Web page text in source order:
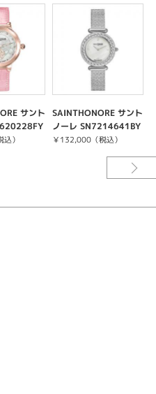
「パリスタイル」と同意語で、無類
します。
サント
）
SAINTHONORE サント
ノーレ SN7214641BY
D
￥132,000（税込）